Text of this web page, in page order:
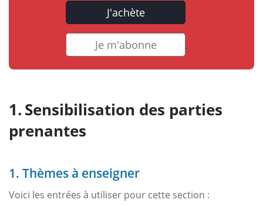
J'achète
Je m'abonne
Sensibilisation des parties
prenantes
1. Thèmes à enseigner
Voici les entrées à utiliser pour cette section :